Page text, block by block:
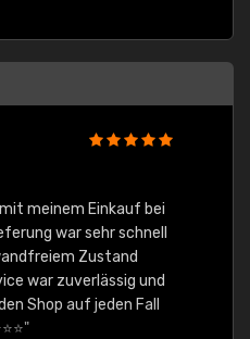
meinem Einkauf bei
war sehr schnell
Zustand
war zuverlässig und
Shop auf jeden Fall